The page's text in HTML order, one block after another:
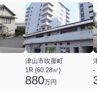
津山市吹屋町
1R (60.28㎡)
880万円
-